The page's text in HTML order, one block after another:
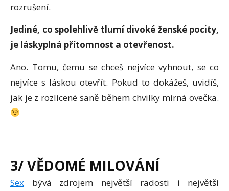
rozrušení.
Jediné, co spolehlivě tlumí divoké ženské pocity,
je láskyplná přítomnost a otevřenost.
Ano. Tomu, čemu se chceš nejvíce vyhnout, se co
nejvíce s láskou otevřít. Pokud to dokážeš, uvidíš,
jak je z rozlícené saně během chvilky mírná ovečka.
3/ VĚDOMÉ MILOVÁNÍ
Sex bývá zdrojem největší radosti i největší